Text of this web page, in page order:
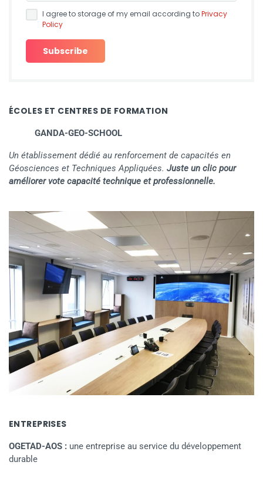
I agree to storage of my email according toPrivacy
Policy
ÉCOLES ET CENTRES DE FORMATION
GANDA-GEO-SCHOOL
Un établissement dédié au renforcement de capacités en
Géosciences et Techniques Appliquées. Juste un clic pour
améliorer vote capacité technique et professionnelle.
ENTREPRISES
OGETAD-AOS : une entreprise au service du développement
durable